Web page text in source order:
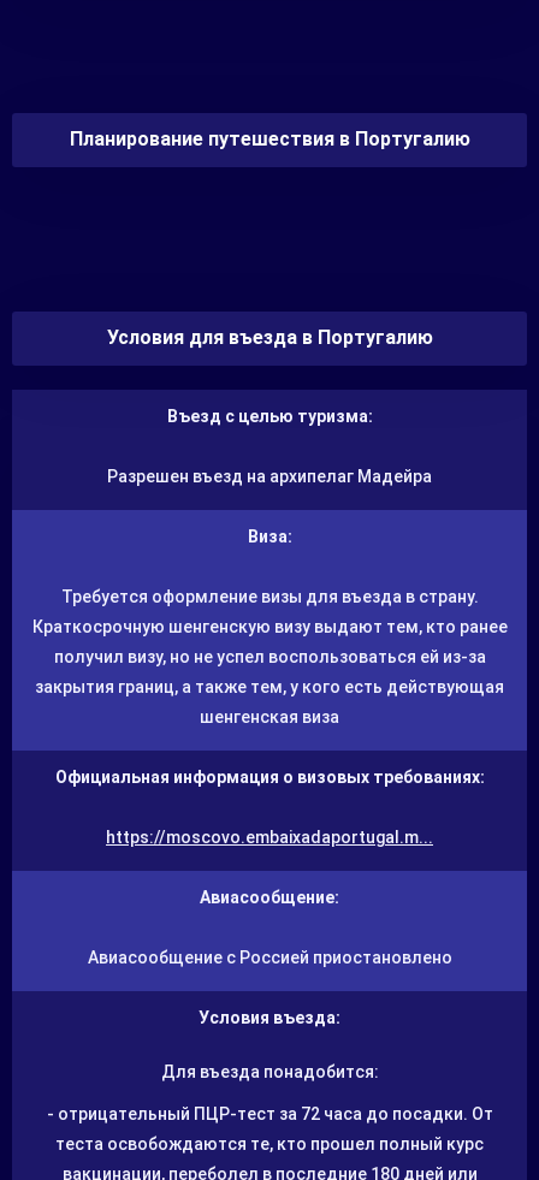
Португалии, которые просто растопят ваше сердце!
Планирование путешествия в Португалию
Условия для въезда в Португалию
Въезд с целью туризма:
Разрешен въезд на архипелаг Мадейра
Виза:
Требуется оформление визы для въезда в страну.
Краткосрочную шенгенскую визу выдают тем, кто ранее
получил визу, но не успел воспользоваться ей из-за
закрытия границ, а также тем, у кого есть действующая
шенгенская виза
Официальная информация о визовых требованиях:
https://moscovo.embaixadaportugal.m...
Авиасообщение:
Авиасообщение с Россией приостановлено
Условия въезда:
Для въезда понадобится:
- отрицательный ПЦР-тест за 72 часа до посадки. От
теста освобождаются те, кто прошел полный курс
вакцинации, переболел в последние 180 дней или